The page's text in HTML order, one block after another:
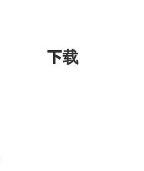
下载